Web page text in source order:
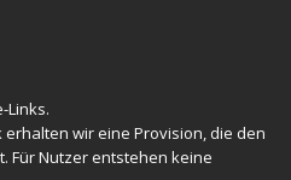
Links.
wir eine Provision, die den
Für Nutzer entstehen keine